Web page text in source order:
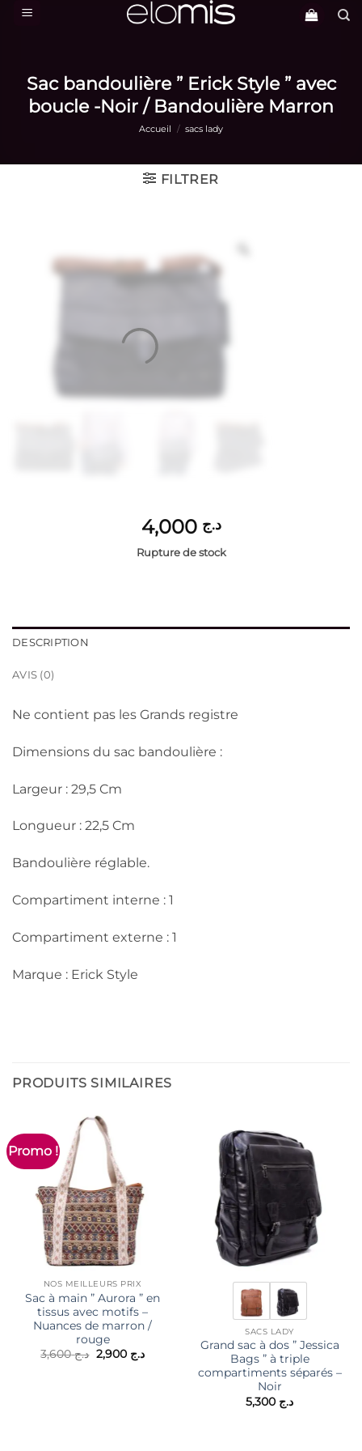
Passer
Sac bandoulière ” Erick Style ” avec
boucle -Noir / Bandoulière Marron
Accueil / sacs lady
FILTRER
د.ج 4,000
Rupture de stock
DESCRIPTION
AVIS (0)
Ne contient pas les Grands registre
Dimensions du sac bandoulière :
Largeur : 29,5 Cm
Longueur : 22,5 Cm
Bandoulière réglable.
Compartiment interne : 1
Compartiment externe : 1
Marque : Erick Style
PRODUITS SIMILAIRES
Promo !
NOS MEILLEURS PRIX
Sac à main ” Aurora ” en
tissus avec motifs –
Nuances de marron /
rouge
د.ج3,600
Le
prix
د.ج 2,900
Le
SACS LADY
Grand sac à dos ” Jessica
Bags ” à triple
compartiments séparés –
Noir
د.ج